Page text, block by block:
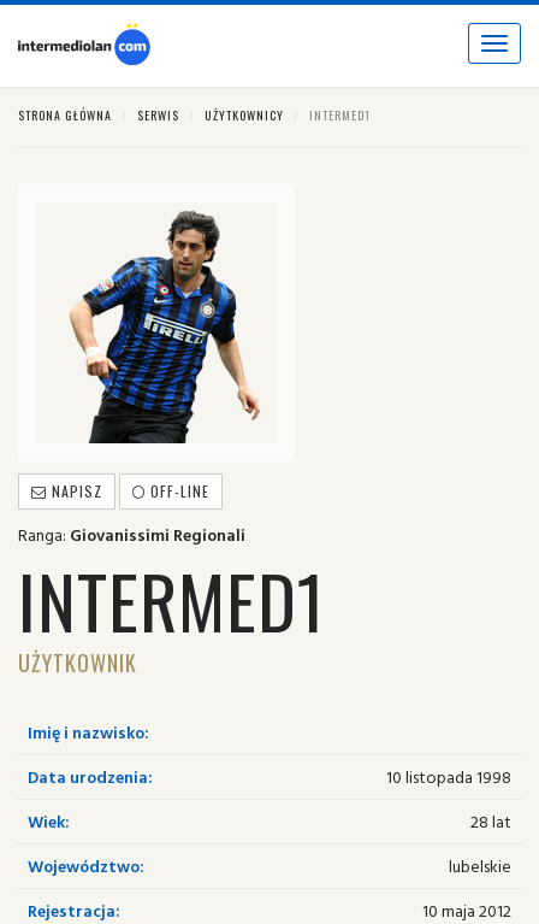
Toggle
STRONA GŁÓWNA SERWIS UŻYTKOWNICY INTERMED1
NAPISZ OFF-LINE
Ranga: Giovanissimi Regionali
INTERMED1
UŻYTKOWNIK
Imię i nazwisko:
Data urodzenia:
10 listopada 1998
Wiek:
28 lat
Województwo:
lubelskie
Rejestracja:
10 maja 2012